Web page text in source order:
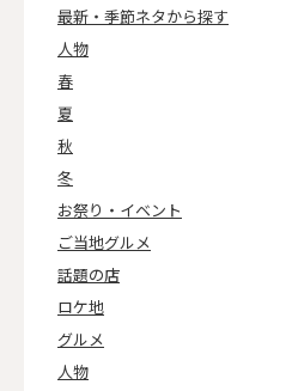
最新・季節ネタから探す
人物
春
夏
秋
冬
お祭り・イベント
ご当地グルメ
話題の店
ロケ地
グルメ
人物